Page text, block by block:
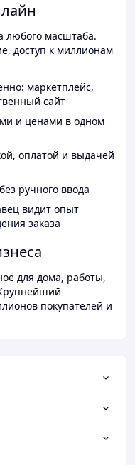
любого масштаба.
доступ к миллионам
маркетплейс,
сайт
и ценами в одном
оплатой и выдачей
ручного ввода
видит опыт
заказа
для дома, работы,
покупателей и